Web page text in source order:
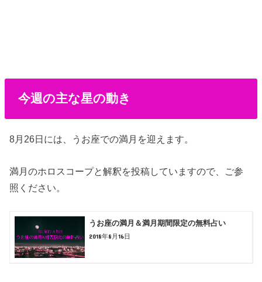
今週の主な星の動き
8月26日には、うお座での満月を迎えます。
満月のホロスコープと解釈を投稿していますので、ご参
照ください。
うお座の満月＆満月期間限定の無料占い
2018年8月16日